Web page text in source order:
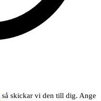
så skickar vi den till dig. Ange